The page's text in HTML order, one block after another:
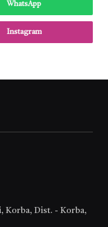
WhatsApp
Instagram
Korba, Dist. - Korba,